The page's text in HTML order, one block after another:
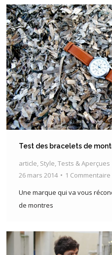
Test des bracelets de
article, Style,Tests & Aperçues
26 mars 2014
1 Commentaire
Une marque qui va vous
de montres